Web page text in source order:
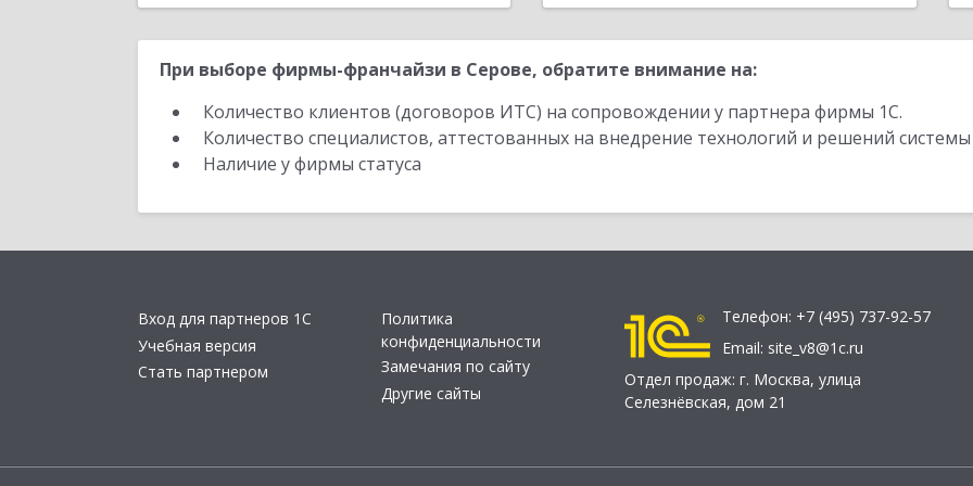
При выборе фирмы-франчайзи в Серове, обратите внимание на:
Количество клиентов (договоров ИТС) на сопровождении у партнера фирмы 1С.
Количество специалистов, аттестованных на внедрение технологий и решений
Наличие у фирмы статуса
Вход для партнеров 1С
Учебная версия
Стать партнером
Политика
конфиденциальности
Замечания по сайту
Другие сайты
Телефон: +7 (495) 737-92-57
Email: site_v8@1c.ru
Отдел продаж: г. Москва, улица
Селезнёвская, дом 21